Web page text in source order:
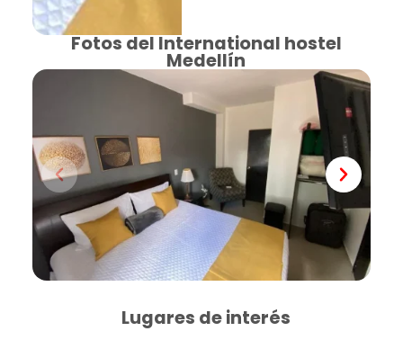
Fotos del International hostel
Medellín
Lugares de interés